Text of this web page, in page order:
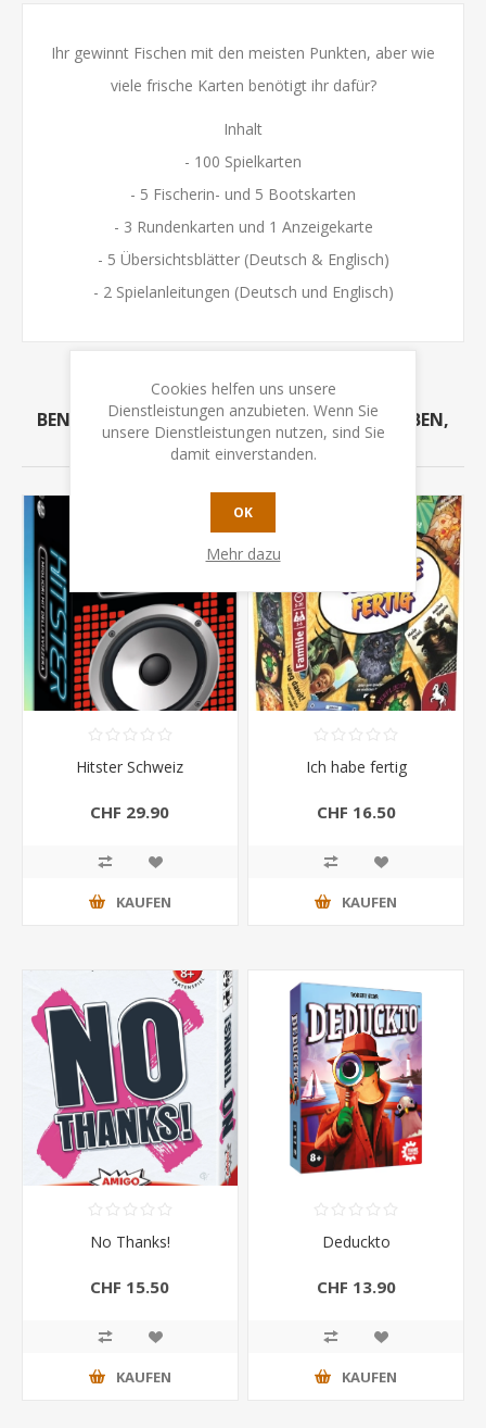
Ihr gewinnt Fischen mit den meisten Punkten, aber wie
viele frische Karten benötigt ihr dafür?
Inhalt
- 100 Spielkarten
- 5 Fischerin- und 5 Bootskarten
- 3 Rundenkarten und 1 Anzeigekarte
- 5 Übersichtsblätter (Deutsch & Englisch)
- 2 Spielanleitungen (Deutsch und Englisch)
BENUTZER, DIE DIESEN ARTIKEL GEKAUFT HABEN,
HABEN AUCH GEKAUFT
Hitster Schweiz
CHF 29.90
KAUFEN
Ich habe fertig
CHF 16.50
KAUFEN
No Thanks!
CHF 15.50
KAUFEN
Deduckto
CHF 13.90
KAUFEN
Cookies helfen uns unsere
Dienstleistungen anzubieten. Wenn Sie
unsere Dienstleistungen nutzen, sind Sie
damit einverstanden.
OK
Mehr dazu